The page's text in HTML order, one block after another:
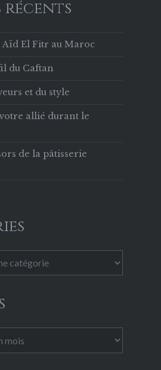
El Fitr au Maroc
du Caftan
et du style
allié durant le
de la pâtisserie